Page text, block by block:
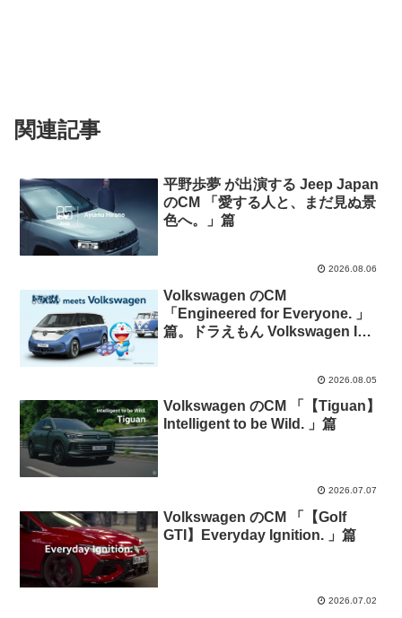
関連記事
平野歩夢 が出演する Jeep Japan
のCM 「愛する人と、まだ見ぬ景
色へ。​」篇
2026.08.06
Volkswagen​​​ のCM
「Engineered for Everyone. 」
篇。ドラえもん Volkswagen ID.
2026.08.05
Volkswagen​​​ のCM 「【Tiguan】
Intelligent to be Wild. 」篇
2026.07.07
Volkswagen​​​ のCM 「【Golf
GTI】Everyday Ignition. 」篇
2026.07.02